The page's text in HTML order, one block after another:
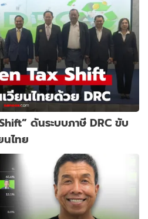
ดันระบบภาษี DRC ขับ
นไทย